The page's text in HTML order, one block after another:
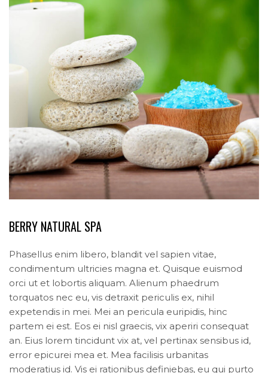
BERRY NATURAL SPA
Phasellus enim libero, blandit vel sapien vitae,
condimentum ultricies magna et. Quisque euismod
orci ut et lobortis aliquam. Alienum phaedrum
torquatos nec eu, vis detraxit periculis ex, nihil
expetendis in mei. Mei an pericula euripidis, hinc
partem ei est. Eos ei nisl graecis, vix aperiri consequat
an. Eius lorem tincidunt vix at, vel pertinax sensibus id,
error epicurei mea et. Mea facilisis urbanitas
moderatius id. Vis ei rationibus definiebas, eu qui purto